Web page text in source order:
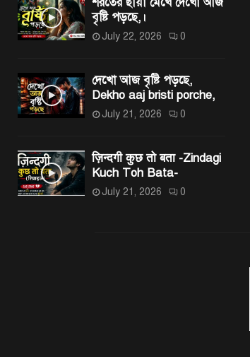
বৃষ্টি পড়ছে,।
July 22, 2026 0
দেখো আজ বৃষ্টি পড়ছে,
Dekho aaj bristi porche,
July 21, 2026 0
ज़िन्दगी कुछ तो बता -Zindagi
Kuch Toh Bata-
July 21, 2026 0